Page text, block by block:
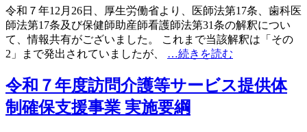
令和７年12月26日、厚生労働省より、医師法第17条、歯科医
師法第17条及び保健師助産師看護師法第31条の解釈につい
て、情報共有がございました。 これまで当該解釈は「その
2」まで発出されていましたが、 …続きを読む
令和７年度訪問介護等サービス提供体
制確保支援事業 実施要綱